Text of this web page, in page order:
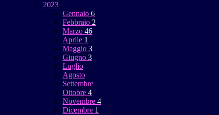
2023
Gennaio 6
Febbraio 2
Marzo 46
Aprile 1
Maggio 3
Giugno 3
Luglio
Agosto
Settembre
Ottobre 4
Novembre 4
Dicembre 1